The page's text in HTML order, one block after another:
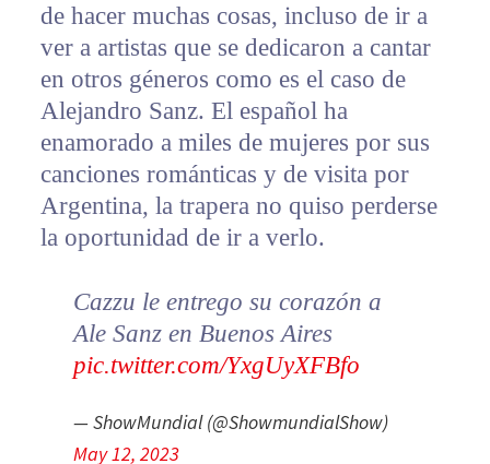
de hacer muchas cosas, incluso de ir a
ver a artistas que se dedicaron a cantar
en otros géneros como es el caso de
Alejandro Sanz. El español ha
enamorado a miles de mujeres por sus
canciones románticas y de visita por
Argentina, la trapera no quiso perderse
la oportunidad de ir a verlo.
Cazzu le entrego su corazón a
Ale Sanz en Buenos Aires
pic.twitter.com/YxgUyXFBfo
— ShowMundial (@ShowmundialShow)
May 12, 2023